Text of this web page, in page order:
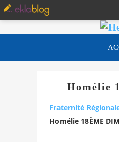
Homélie
Fraternité
Homélie 18ÈME